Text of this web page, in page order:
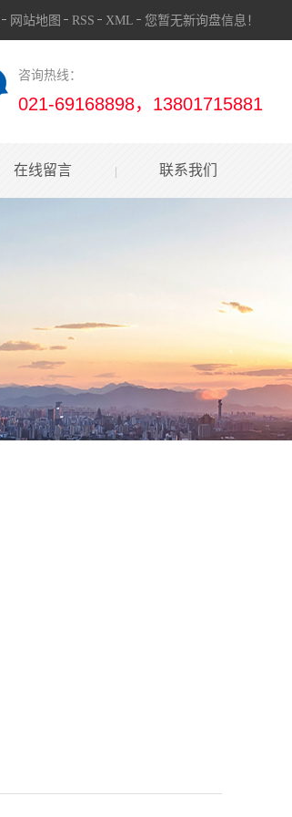
网站地图 RSS XML 您暂无新询盘信息！
咨询热线：
021-69168898，13801715881
在线留言 联系我们